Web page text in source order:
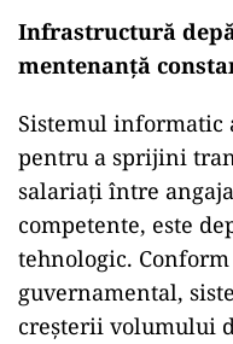
Infrastructură
mentenanță
Sistemul informatic
pentru a sprijini
salariați între
competente, este
tehnologic.
guvernamental,
creșterii volumului